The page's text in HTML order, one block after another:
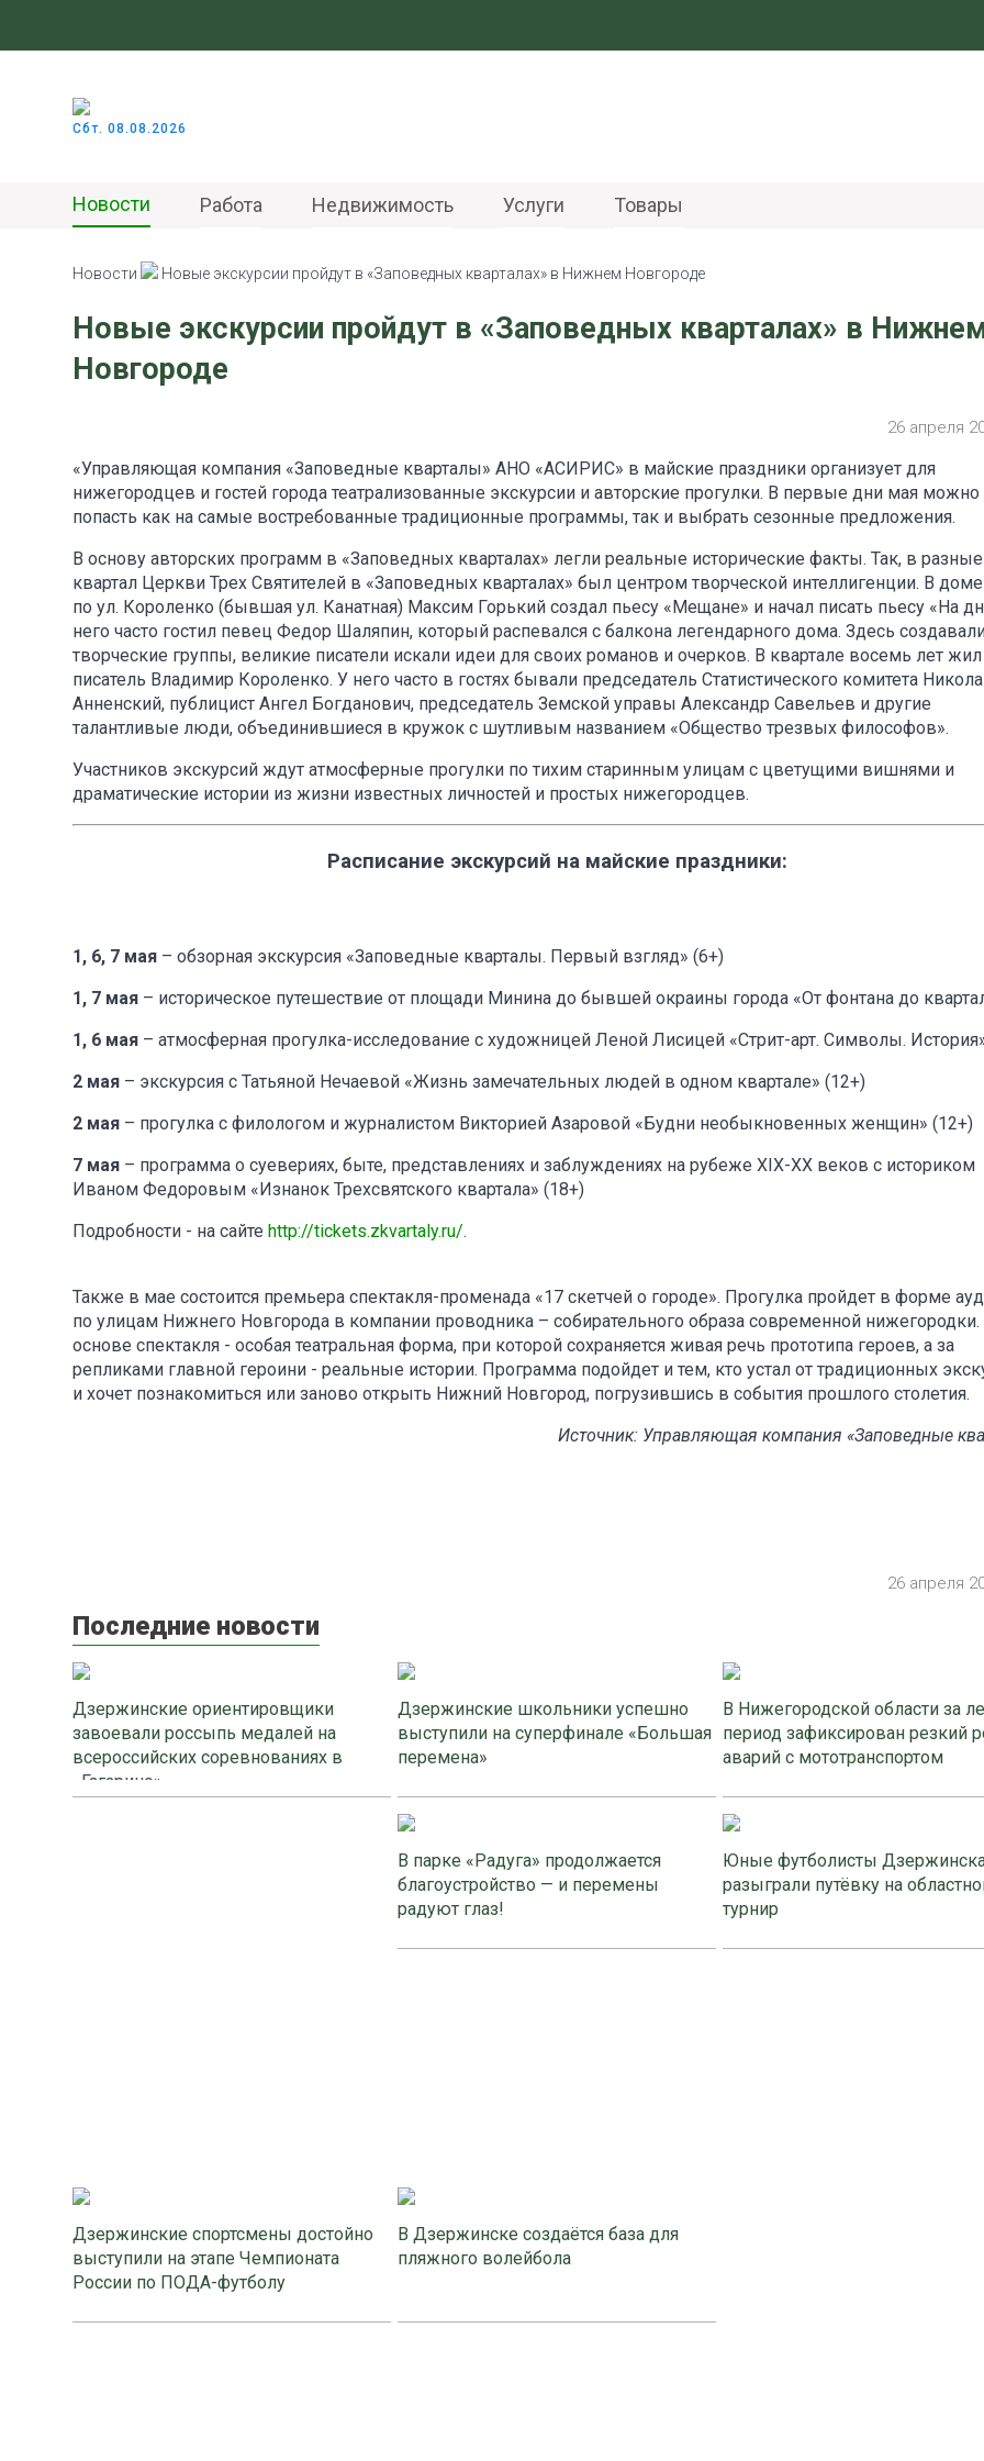
Сбт. 08.08.2026
Новости Работа Недвижимость Услуги Товары
Новости Новые экскурсии пройдут в «Заповедных кварталах» в Нижнем Новгороде
Новые экскурсии пройдут в «Заповедных кварталах» в
Новгороде
26 апреля
«Управляющая компания «Заповедные кварталы» АНО «АСИРИС» в майские праздники организует для
нижегородцев и гостей города театрализованные экскурсии и авторские прогулки. В первые дни мая можно
попасть как на самые востребованные традиционные программы, так и выбрать сезонные предложения.
В основу авторских программ в «Заповедных кварталах» легли реальные исторические факты. Так, в
квартал Церкви Трех Святителей в «Заповедных кварталах» был центром творческой интеллигенции. В
по ул. Короленко (бывшая ул. Канатная) Максим Горький создал пьесу «Мещане» и начал писать пьесу «На
него часто гостил певец Федор Шаляпин, который распевался с балкона легендарного дома. Здесь
творческие группы, великие писатели искали идеи для своих романов и очерков. В квартале восемь лет жил
писатель Владимир Короленко. У него часто в гостях бывали председатель Статистического комитета
Анненский, публицист Ангел Богданович, председатель Земской управы Александр Савельев и другие
талантливые люди, объединившиеся в кружок с шутливым названием «Общество трезвых философов».
Участников экскурсий ждут атмосферные прогулки по тихим старинным улицам с цветущими вишнями и
драматические истории из жизни известных личностей и простых нижегородцев.
Расписание экскурсий на майские праздники:
1, 6, 7 мая – обзорная экскурсия «Заповедные кварталы. Первый взгляд» (6+)
1, 7 мая – историческое путешествие от площади Минина до бывшей окраины города «От фонтана до
1, 6 мая – атмосферная прогулка-исследование с художницей Леной Лисицей «Стрит-арт. Символы.
2 мая – экскурсия с Татьяной Нечаевой «Жизнь замечательных людей в одном квартале» (12+)
2 мая – прогулка с филологом и журналистом Викторией Азаровой «Будни необыкновенных женщин» (12+)
7 мая – программа о суевериях, быте, представлениях и заблуждениях на рубеже XIX-XX веков с историком
Иваном Федоровым «Изнанок Трехсвятского квартала» (18+)
Подробности - на сайте http://tickets.zkvartaly.ru/.
Также в мае состоится премьера спектакля-променада «17 скетчей о городе». Прогулка пройдет в форме
по улицам Нижнего Новгорода в компании проводника – собирательного образа современной нижегородки.
основе спектакля - особая театральная форма, при которой сохраняется живая речь прототипа героев, а за
репликами главной героини - реальные истории. Программа подойдет и тем, кто устал от традиционных
и хочет познакомиться или заново открыть Нижний Новгород, погрузившись в события прошлого столетия.
Источник: Управляющая компания «Заповедные
26 апреля
Последние новости
Дзержинские ориентировщики
завоевали россыпь медалей на
всероссийских соревнованиях в
«Гагарино»
Дзержинские школьники успешно
выступили на суперфинале «Большая
перемена»
В Нижегородской области за
период зафиксирован резкий
аварий с мототранспортом
В парке «Радуга» продолжается
благоустройство — и перемены
радуют глаз!
Юные футболисты
разыграли путёвку на
турнир
Дзержинские спортсмены достойно
выступили на этапе Чемпионата
России по ПОДА-футболу
В Дзержинске создаётся база для
пляжного волейбола